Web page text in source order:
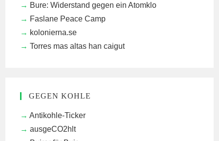
Bure: Widerstand gegen ein Atomklo
Faslane Peace Camp
kolonierna.se
Torres mas altas han caigut
GEGEN KOHLE
Antikohle-Ticker
ausgeCO2hlt